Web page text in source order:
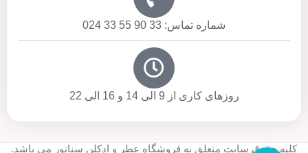
شماره تماس: 33 90 55 33 024
روزهای کاری از 9 الی 14 و 16 الی 22
کلیه حقوق سایت متعلق به فروشگاه عطر و ادکلن سناتور می باشد.